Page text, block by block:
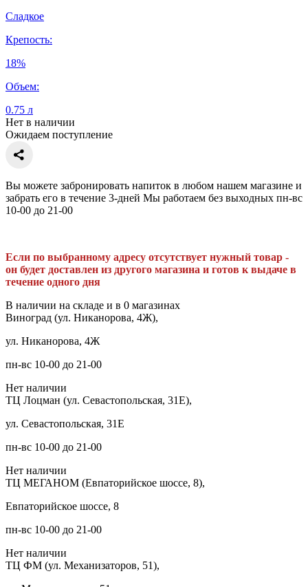
Сладкое
Крепость:
18%
Объем:
0.75 л
Нет в наличии
Ожидаем поступление
Вы можете забронировать напиток в любом нашем магазине и
забрать его в течение 3-дней Мы работаем без выходных пн-вс
10-00 до 21-00
Если по выбранному адресу отсутствует нужный товар -
он будет доставлен из другого магазина и готов к выдаче в
течение одного дня
В наличии на складе и в 0 магазинах
Виноград (ул. Никанорова, 4Ж),
ул. Никанорова, 4Ж
пн-вс 10-00 до 21-00
Нет наличии
ТЦ Лоцман (ул. Севастопольская, 31Е),
ул. Севастопольская, 31Е
пн-вс 10-00 до 21-00
Нет наличии
ТЦ МЕГАНОМ (Евпаторийское шоссе, 8),
Евпаторийское шоссе, 8
пн-вс 10-00 до 21-00
Нет наличии
ТЦ ФМ (ул. Механизаторов, 51),